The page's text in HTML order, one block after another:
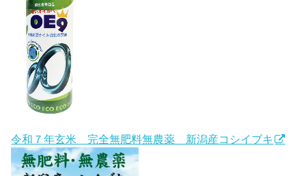
令和７年玄米 完全無肥料無農薬 新潟産コシイブキ